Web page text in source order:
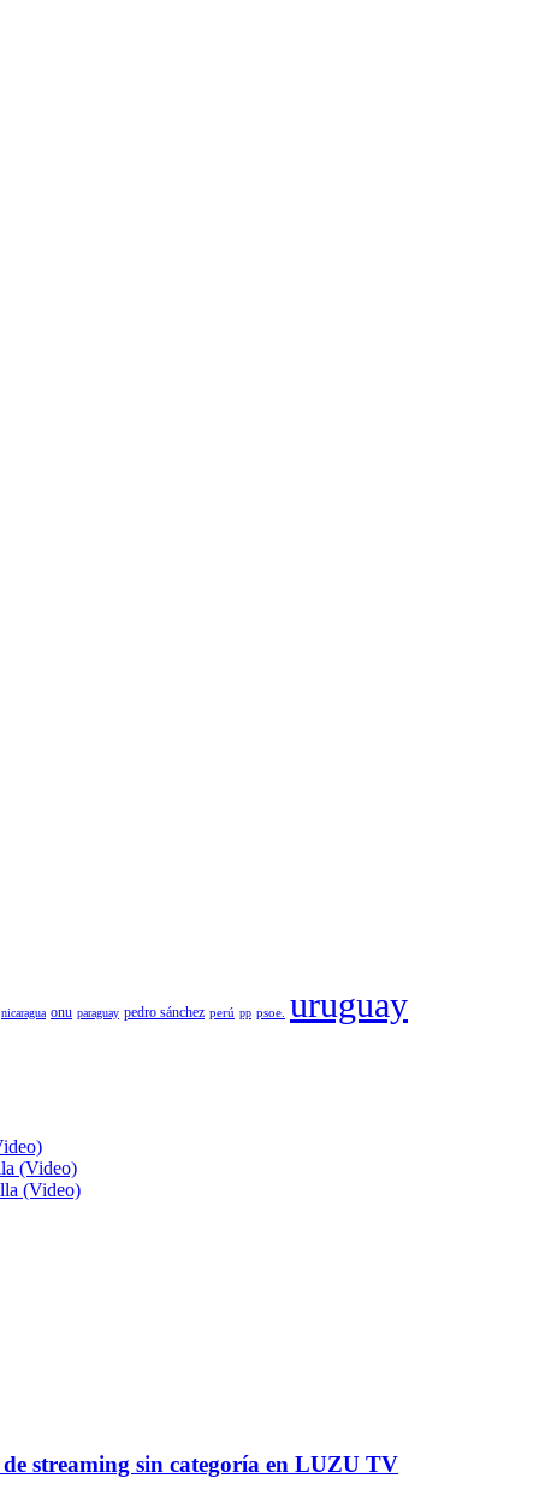
nicaragua onu paraguay pedro sánchez perú pp psoe. uruguay
(Video)
(Video)
streaming sin categoría en LUZU TV